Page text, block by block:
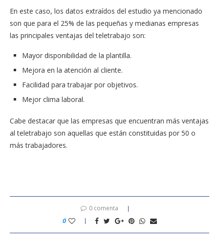
En este caso, los datos extraídos del estudio ya mencionado
son que para el 25% de las pequeñas y medianas empresas
las principales ventajas del teletrabajo son:
Mayor disponibilidad de la plantilla.
Mejora en la atención al cliente.
Facilidad para trabajar por objetivos.
Mejor clima laboral.
Cabe destacar que las empresas que encuentran más ventajas
al teletrabajo son aquellas que están constituidas por 50 o
más trabajadores.
0 comenta
0